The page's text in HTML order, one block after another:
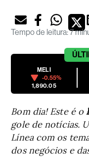
Tempo de leitura:7
MELI
-0.55%
1,890.05
Bom dia! Este é o
gole de notícias.
Línea com os
dos negócios e